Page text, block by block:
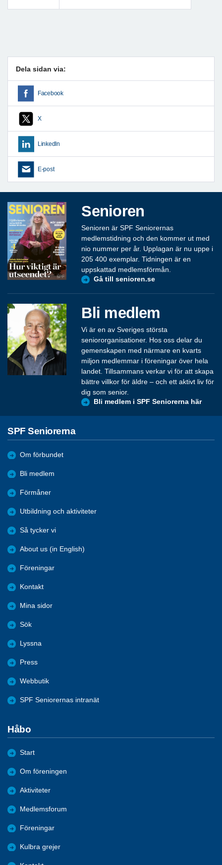
Dela sidan via:
Facebook
X
LinkedIn
E-post
Senioren
Senioren är SPF Seniorernas
medlemstidning och den kommer ut med
nio nummer per år. Upplagan är nu uppe i
205 400 exemplar. Tidningen är en
uppskattad medlemsförmån.
Gå till senioren.se
Bli medlem
Vi är en av Sveriges största
seniororganisationer. Hos oss delar du
gemenskapen med närmare en kvarts
miljon medlemmar i föreningar över hela
landet. Tillsammans verkar vi för att skapa
bättre villkor för äldre – och ett aktivt liv för
dig som senior.
Bli medlem i SPF Seniorerna här
SPF Seniorerna
Om förbundet
Bli medlem
Förmåner
Utbildning och aktiviteter
Så tycker vi
About us (in English)
Föreningar
Kontakt
Mina sidor
Sök
Lyssna
Press
Webbutik
SPF Seniorernas intranät
Håbo
Start
Om föreningen
Aktiviteter
Medlemsforum
Föreningar
Kulbra grejer